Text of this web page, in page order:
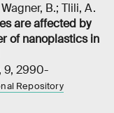
B.; Tlili, A.
are affected by
of nanoplastics in
9, 2990-
Repository